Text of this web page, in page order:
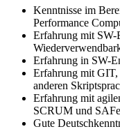
Kenntnisse im
Performance
Erfahrung mit SW-
Erfahrung in SW-
Erfahrung mit
anderen
Erfahrung mit
SCRUM und SAFe
Gute